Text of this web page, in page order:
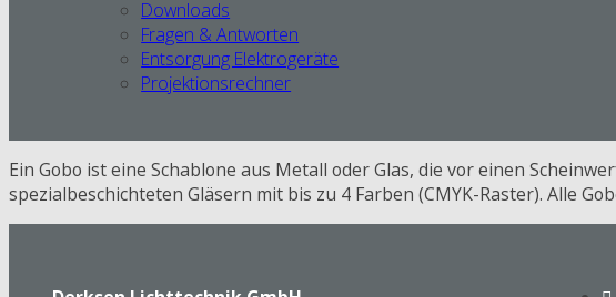
Downloads
Fragen & Antworten
Entsorgung Elektrogeräte
Projektionsrechner
Ein Gobo ist eine Schablone aus Metall oder Glas, die vor einen
spezialbeschichteten Gläsern mit bis zu 4 Farben (CMYK-Raster). Alle